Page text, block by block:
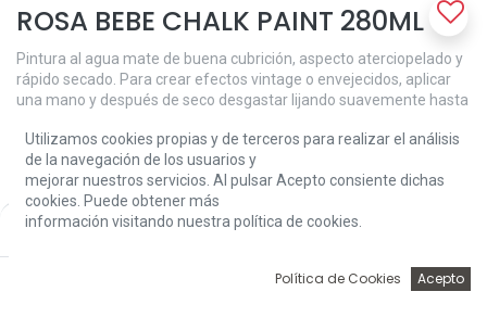
Price:
Add to Cart
ROSA BEBE CHALK PAINT 280ML
Pintura al agua mate de buena cubrición, aspecto aterciopelado y
rápido secado. Para crear efectos vintage o envejecidos, aplicar
una mano y después de seco desgastar lijando suavemente hasta
deseado. Puedes conseguir el mismo efecto aplicando varias
manos de distinto color. Para ﬁnalizar proteger con cera Chalk
Paint.
7,62€
Utilizamos cookies propias y de terceros para realizar el análisis
de la navegación de los usuarios y
mejorar nuestros servicios. Al pulsar Acepto consiente dichas
cookies. Puede obtener más
información visitando nuestra política de cookies.
Política de Cookies Acepto